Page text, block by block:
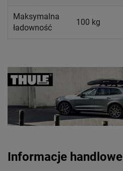
Maksymalna
ładowność
100 kg
Informacje handlowe